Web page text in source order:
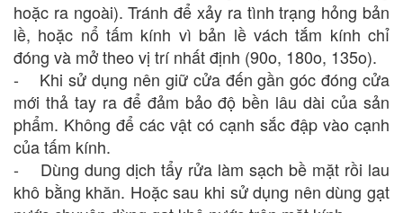
hoặc ra ngoài). Tránh để xảy ra tình trạng hỏng bản
lề, hoặc nổ tấm kính vì bản lề vách tắm kính chỉ
đóng và mở theo vị trí nhất định (90o, 180o, 135o).
- Khi sử dụng nên giữ cửa đến gần góc đóng cửa
mới thả tay ra để đảm bảo độ bền lâu dài của sản
phẩm. Không để các vật có cạnh sắc đập vào cạnh
của tấm kính.
- Dùng dung dịch tẩy rửa làm sạch bề mặt rồi lau
khô bằng khăn. Hoặc sau khi sử dụng nên dùng gạt